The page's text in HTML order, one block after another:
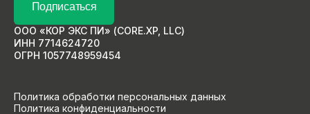
ООО «КОР ЭКС ПИ» (CORE.XP, LLC)
ИНН 7714624720
ОГРН 1057748959454
Политика обработки персональных данных
Политика конфиденциальности
Подписаться